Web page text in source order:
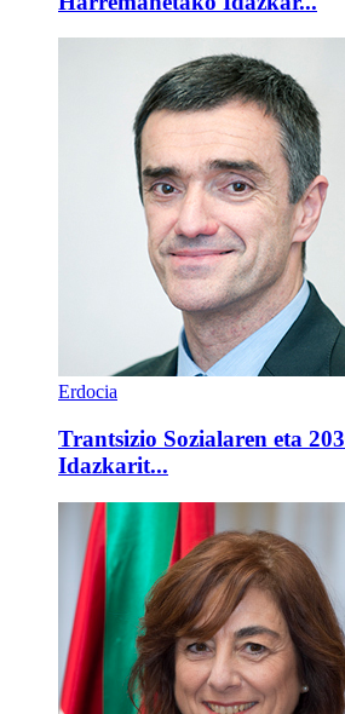
Erdocia
Trantsizio Sozialaren eta
Idazkarit...